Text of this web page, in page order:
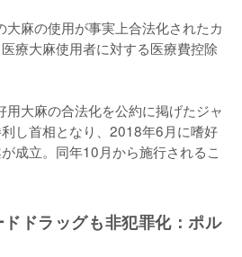
麻の使用が事実上合法化されたカ
療大麻使用者に対する医療費控除
大麻の合法化を公約に掲げたジャ
し首相となり、2018年6月に嗜好
成立。同年10月から施行されるこ
ドラッグも非犯罪化：ポル